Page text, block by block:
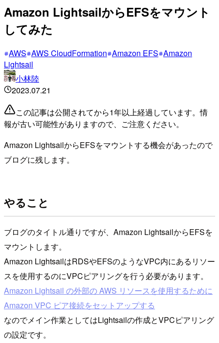
Amazon LightsailからEFSをマウント
してみた
AWS AWS CloudFormation Amazon EFS Amazon
Lightsail
小林陸
2023.07.21
この記事は公開されてから1年以上経過しています。情
報が古い可能性がありますので、ご注意ください。
Amazon LightsailからEFSをマウントする機会があったので
ブログに残します。
やること
ブログのタイトル通りですが、Amazon LightsailからEFSを
マウントします。
Amazon LightsailはRDSやEFSのようなVPC内にあるリソー
スを使用するのにVPCピアリングを行う必要があります。
Amazon Lightsail の外部の AWS リソースを使用するために
Amazon VPC ピア接続をセットアップする
なのでメイン作業としてはLightsailの作成とVPCピアリング
の設定です。